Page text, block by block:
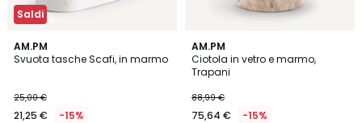
Saldi
AM.PM
Svuota tasche Scafi, in marmo
25,00 €
21,25 € -15%
4,6
/ 5
AM.PM
Ciotola in vetro e marmo,
Trapani
88,99 €
75,64 € -15%
4,4
/ 5